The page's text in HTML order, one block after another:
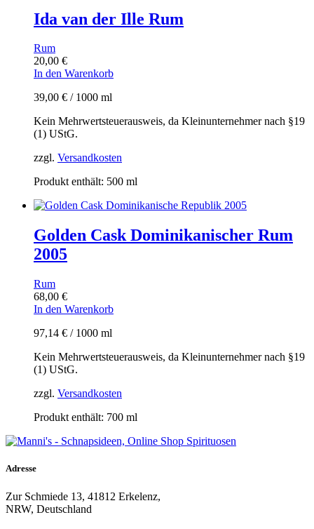
Ida van der Ille Rum
Rum
20,00 €
In den Warenkorb
39,00 € / 1000 ml
Kein Mehrwertsteuerausweis, da Kleinunternehmer nach §19
(1) UStG.
zzgl. Versandkosten
Produkt enthält: 500 ml
Golden Cask Dominikanischer Rum
2005
Rum
68,00 €
In den Warenkorb
97,14 € / 1000 ml
Kein Mehrwertsteuerausweis, da Kleinunternehmer nach §19
(1) UStG.
zzgl. Versandkosten
Produkt enthält: 700 ml
Adresse
Zur Schmiede 13, 41812 Erkelenz,
NRW, Deutschland